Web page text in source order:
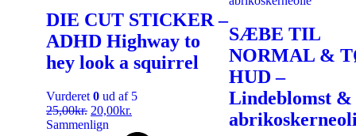
DIE CUT STICKER –
ADHD Highway to
hey look a squirrel
Vurderet 0 ud af 5
25,00kr. 20,00kr.
Sammenlign
SÆBE TIL
NORMAL &
HUD –
Lindeblomst &